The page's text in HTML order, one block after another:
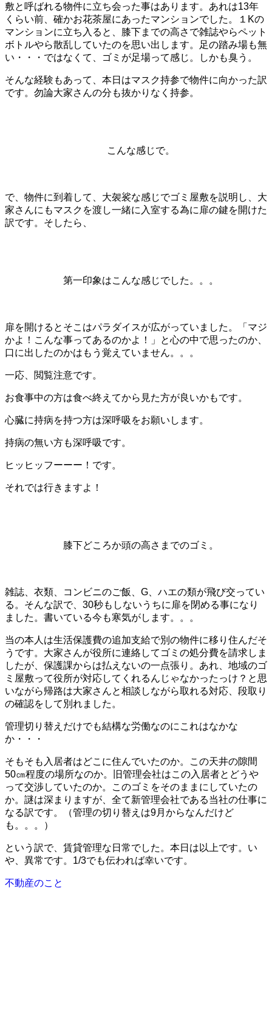
敷と呼ばれる物件に立ち会った事はあります。あれは13年
くらい前、確かお花茶屋にあったマンションでした。１Kの
マンションに立ち入ると、膝下までの高さで雑誌やらペット
ボトルやら散乱していたのを思い出します。足の踏み場も無
い・・・ではなくて、ゴミが足場って感じ。しかも臭う。
そんな経験もあって、本日はマスク持参で物件に向かった訳
です。勿論大家さんの分も抜かりなく持参。
こんな感じで。
で、物件に到着して、大袈裟な感じでゴミ屋敷を説明し、大
家さんにもマスクを渡し一緒に入室する為に扉の鍵を開けた
訳です。そしたら、
第一印象はこんな感じでした。。。
扉を開けるとそこはパラダイスが広がっていました。「マジ
かよ！こんな事ってあるのかよ！」と心の中で思ったのか、
口に出したのかはもう覚えていません。。。
一応、閲覧注意です。
お食事中の方は食べ終えてから見た方が良いかもです。
心臓に持病を持つ方は深呼吸をお願いします。
持病の無い方も深呼吸です。
ヒッヒッフーーー！です。
それでは行きますよ！
膝下どころか頭の高さまでのゴミ。
雑誌、衣類、コンビニのご飯、G、ハエの類が飛び交ってい
る。そんな訳で、30秒もしないうちに扉を閉める事になり
ました。書いている今も寒気がします。。。
当の本人は生活保護費の追加支給で別の物件に移り住んだそ
うです。大家さんが役所に連絡してゴミの処分費を請求しま
したが、保護課からは払えないの一点張り。あれ、地域のゴ
ミ屋敷って役所が対応してくれるんじゃなかったっけ？と思
いながら帰路は大家さんと相談しながら取れる対応、段取り
の確認をして別れました。
管理切り替えだけでも結構な労働なのにこれはなかな
か・・・
そもそも入居者はどこに住んでいたのか。この天井の隙間
50㎝程度の場所なのか。旧管理会社はこの入居者とどうや
って交渉していたのか。このゴミをそのままにしていたの
か。謎は深まりますが、全て新管理会社である当社の仕事に
なる訳です。（管理の切り替えは9月からなんだけど
も。。。）
という訳で、賃貸管理な日常でした。本日は以上です。い
や、異常です。1/3でも伝われば幸いです。
不動産のこと